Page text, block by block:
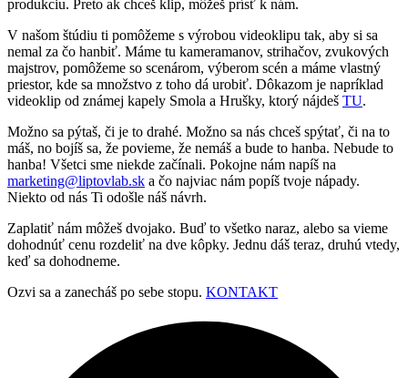
produkciu. Preto ak chceš klip, môžeš prísť k nám.
V našom štúdiu ti pomôžeme s výrobou videoklipu tak, aby si sa
nemal za čo hanbiť. Máme tu kameramanov, strihačov, zvukových
majstrov, pomôžeme so scenárom, výberom scén a máme vlastný
priestor, kde sa množstvo z toho dá urobiť. Dôkazom je napríklad
videoklip od známej kapely Smola a Hrušky, ktorý nájdeš TU.
Možno sa pýtaš, či je to drahé. Možno sa nás chceš spýtať, či na to
máš, no bojíš sa, že povieme, že nemáš a bude to hanba. Nebude to
hanba! Všetci sme niekde začínali. Pokojne nám napíš na
marketing@liptovlab.sk a čo najviac nám popíš tvoje nápady.
Niekto od nás Ti odošle náš návrh.
Zaplatiť nám môžeš dvojako. Buď to všetko naraz, alebo sa vieme
dohodnúť cenu rozdeliť na dve kôpky. Jednu dáš teraz, druhú vtedy,
keď sa dohodneme.
Ozvi sa a zanecháš po sebe stopu. KONTAKT